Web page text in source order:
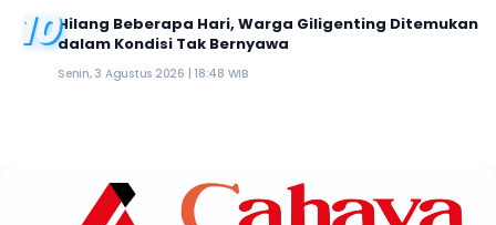
10Hilang Beberapa Hari, Warga Giligenting Ditemukan
dalam Kondisi Tak Bernyawa
Senin, 3 Agustus 2026 | 18:48 WIB